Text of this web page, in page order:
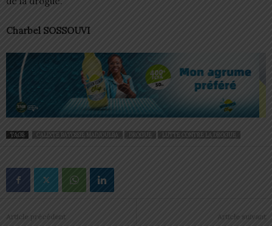
Charbel SOSSOUVI
TAGS CALIXTE BATOSSIE MADJOULBA DROGUE LUTTE CONTRE LA DROGUE
Article précédent Article suivant